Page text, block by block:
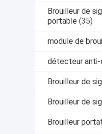
Brouilleur de
portable (35)
module de
détecteur anti-
Brouilleur de
Brouilleur de
Brouilleur